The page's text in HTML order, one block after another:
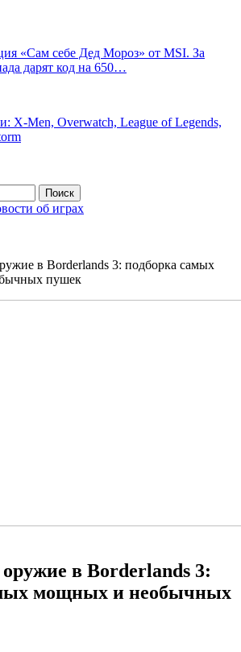
«Сам себе Дед Мороз» от MSI. За
дарят код на 650…
X-Men, Overwatch, League of Legends,
об играх
в Borderlands 3: подборка самых
пушек
в Borderlands 3:
мощных и необычных